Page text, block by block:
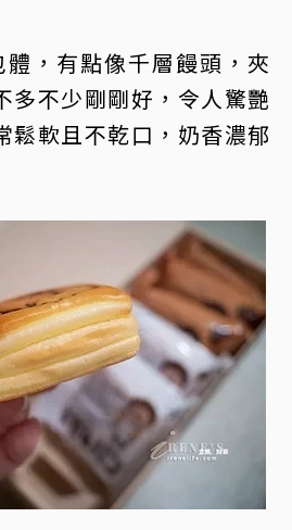
，有點像千層饅頭，夾
多不少剛剛好，令人驚艷
鬆軟且不乾口，奶香濃郁